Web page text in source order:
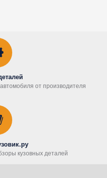
от производителя
кузовных деталей